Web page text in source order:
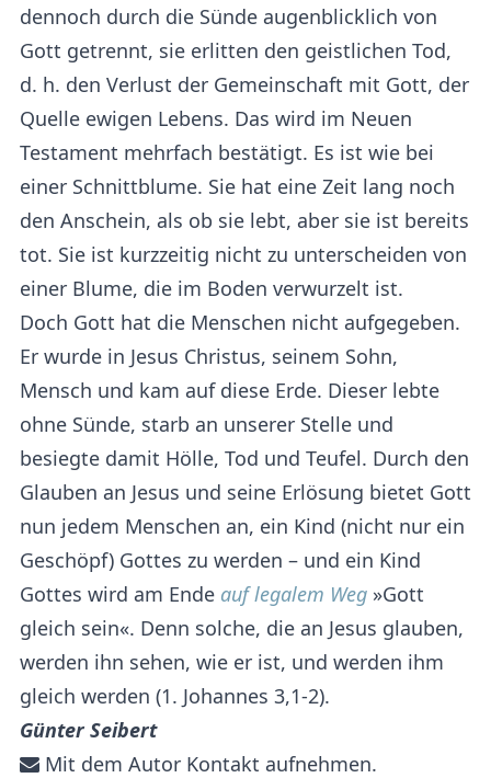
dennoch durch die Sünde augenblicklich von
Gott getrennt, sie erlitten den geistlichen Tod,
d. h. den Verlust der Gemeinschaft mit Gott, der
Quelle ewigen Lebens. Das wird im Neuen
Testament mehrfach bestätigt. Es ist wie bei
einer Schnittblume. Sie hat eine Zeit lang noch
den Anschein, als ob sie lebt, aber sie ist bereits
tot. Sie ist kurzzeitig nicht zu unterscheiden von
einer Blume, die im Boden verwurzelt ist.
Doch Gott hat die Menschen nicht aufgegeben.
Er wurde in Jesus Christus, seinem Sohn,
Mensch und kam auf diese Erde. Dieser lebte
ohne Sünde, starb an unserer Stelle und
besiegte damit Hölle, Tod und Teufel. Durch den
Glauben an Jesus und seine Erlösung bietet Gott
nun jedem Menschen an, ein Kind (nicht nur ein
Geschöpf) Gottes zu werden – und ein Kind
Gottes wird am Ende auf legalem Weg »Gott
gleich sein«. Denn solche, die an Jesus glauben,
werden ihn sehen, wie er ist, und werden ihm
gleich werden (1. Johannes 3,1-2).
Günter Seibert
Mit dem Autor Kontakt aufnehmen.